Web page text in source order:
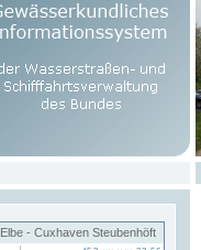
Elbe - Cuxhaven Steubenhöft